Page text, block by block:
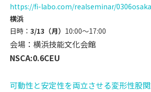
https://fi-labo.com/realseminar/0306osaka
横浜
日時： 3/13（月） 10:00～17:00
会場：横浜技能文化会館
NSCA:0.6CEU
可動性と安定性を両立させる変形性股